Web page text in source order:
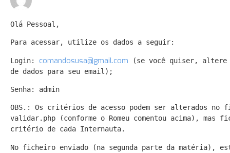
Olá Pessoal,
Para acessar, utilize os dados a seguir:
Login: comandosusa@gmail.com (se você quiser, altere
de dados para seu email);
Senha: admin
OBS.: Os critérios de acesso podem ser alterados no
validar.php (conforme o Romeu comentou acima), mas
critério de cada Internauta.
No ficheiro enviado (na segunda parte da matéria),